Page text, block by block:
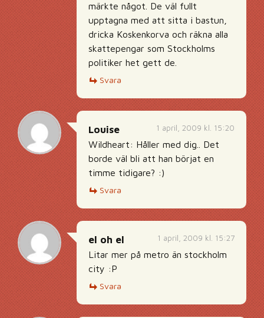
märkte något. De väl fullt
upptagna med att sitta i bastun,
dricka Koskenkorva och räkna alla
skattepengar som Stockholms
politiker het gett de.
Svara
1 april, 2009 kl. 15:20
Louise
Wildheart: Håller med dig.. Det
borde väl bli att han börjat en
timme tidigare? :)
Svara
1 april, 2009 kl. 15:27
el oh el
Litar mer på metro än stockholm
city :P
Svara